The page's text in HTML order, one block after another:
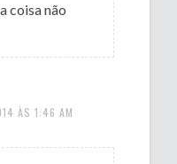
coisa não
ÀS 1:46 AM